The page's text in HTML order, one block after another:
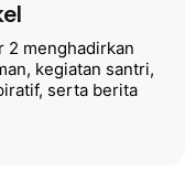
2 menghadirkan
kegiatan santri,
serta berita